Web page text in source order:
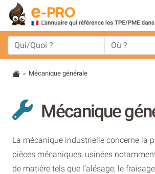
> Mécanique générale
Mécanique
La mécanique industrielle concerne la
pièces mécaniques, usinées
de matière tels que l’alésage, le